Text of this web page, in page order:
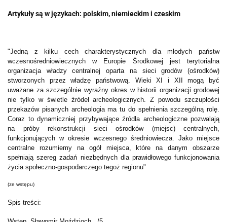
Artykuły są w językach: polskim, niemieckim i czeskim
"Jedną z kilku cech charakterystycznych dla młodych państw
wczesnośredniowiecznych w Europie Środkowej jest terytorialna
organizacja władzy centralnej oparta na sieci grodów (ośrodków)
stworzonych przez władzę państwową. Wieki XI i XII mogą być
uważane za szczególnie wyraźny okres w historii organizacji grodowej
nie tylko w świetle źródeł archeologicznych. Z powodu szczupłości
przekazów pisanych archeologia ma tu do spełnienia szczególną rolę.
Coraz to dynamiczniej przybywające źródła archeologiczne pozwalają
na próby rekonstrukcji sieci ośrodków (miejsc) centralnych,
funkcjonujących w okresie wczesnego średniowiecza. Jako miejsce
centralne rozumiemy na ogół miejsca, które na danym obszarze
spełniają szereg zadań niezbędnych dla prawidłowego funkcjonowania
życia społeczno-gospodarczego tegoż regionu"
(ze wstępu)
Spis treści: